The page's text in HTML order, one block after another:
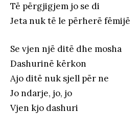
Të përgjigjem jo se di
Jeta nuk të le përherë fëmijë
Se vjen një ditë dhe mosha
Dashurinë kërkon
Ajo ditë nuk sjell për ne
Jo ndarje, jo, jo
Vjen kjo dashuri